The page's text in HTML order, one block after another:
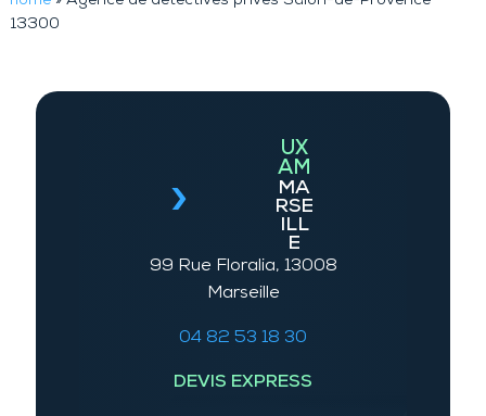
13300
UX
AM
MA
RSE
ILL
E
99 Rue Floralia, 13008
Marseille
04 82 53 18 30
DEVIS EXPRESS